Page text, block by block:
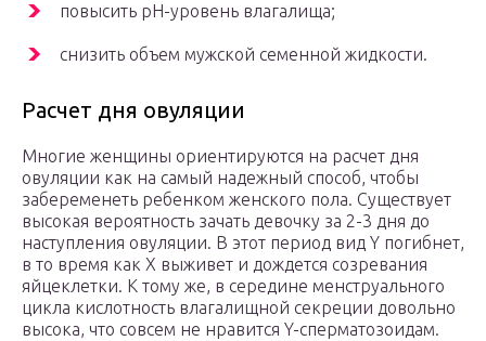
повысить pH-уровень влагалища;
снизить объем мужской семенной жидкости.
Расчет дня овуляции
Многие женщины ориентируются на расчет дня
овуляции как на самый надежный способ, чтобы
забеременеть ребенком женского пола. Существует
высокая вероятность зачать девочку за 2-3 дня до
наступления овуляции. В этот период вид Y погибнет,
в то время как X выживет и дождется созревания
яйцеклетки. К тому же, в середине менструального
цикла кислотность влагалищной секреции довольно
высока, что совсем не нравится Y-сперматозоидам.